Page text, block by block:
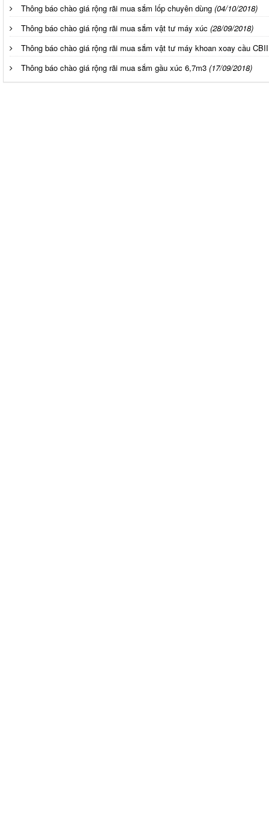
Thông báo chào giá rộng rãi mua sắm lốp chuyên dùng (04/10/2018)
Thông báo chào giá rộng rãi mua sắm vật tư máy xúc (28/09/2018)
Thông báo chào giá rộng rãi mua sắm vật tư máy khoan xoay cầu
Thông báo chào giá rộng rãi mua sắm gầu xúc 6,7m3 (17/09/2018)